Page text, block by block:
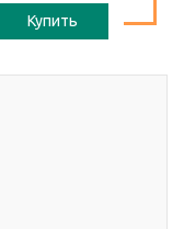
Купить